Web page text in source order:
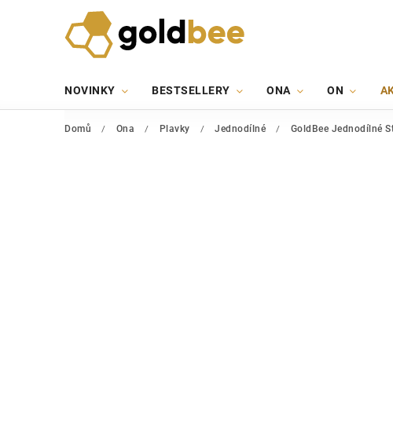
NOVINKY BESTSELLERY ONA ON
Domů / Ona / Plavky / Jednodílné / GoldBee Jednodílné